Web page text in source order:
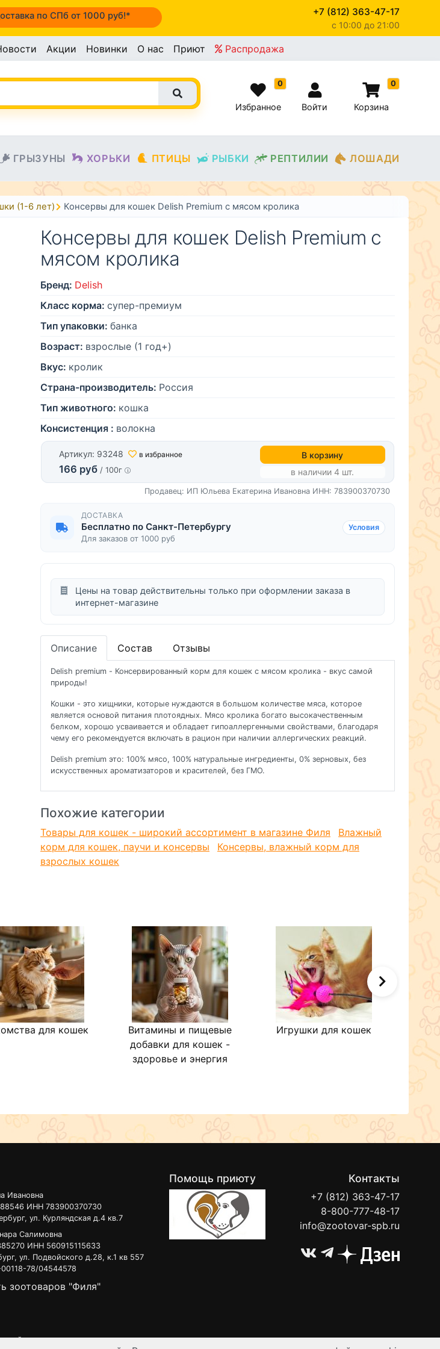
по СПб от 1000 руб!* +7 (812) 363-47-17
c 10:00 до 21:00
Акции Новинки О нас Приют Распродажа
0
Избранное Войти
0
Корзина
ГРЫЗУНЫ ХОРЬКИ ПТИЦЫ РЫБКИ РЕПТИЛИИ ЛОШАДИ
(1-6 лет) Консервы для кошек Delish Premium с мясом кролика
Консервы для кошек Delish Premium с
мясом кролика
Бренд: Delish
Класс корма: супер-премиум
Тип упаковки: банка
Возраст: взрослые (1 год+)
Вкус: кролик
Страна-производитель: Россия
Тип животного: кошка
Консистенция : волокна
Артикул: 93248 в избранное
166 руб / 100г
В корзину
в наличии 4 шт.
Продавец: ИП Юльева Екатерина Ивановна ИНН: 783900370730
ДОСТАВКА
Бесплатно по Санкт-Петербургу
Для заказов от 1000 руб
Условия
Цены на товар действительны только при оформлении заказа в
интернет-магазине
Описание Состав Отзывы
Delish premium - Консервированный корм для кошек с мясом кролика - вкус самой
природы!
Кошки - это хищники, которые нуждаются в большом количестве мяса, которое
является основой питания плотоядных. Мясо кролика богато высокачественным
белком, хорошо усваивается и обладает гипоаллергенными свойствами, благодаря
чему его рекомендуется включать в рацион при наличии аллергических реакций.
Delish premium это: 100% мясо, 100% натуральные ингредиенты, 0% зерновых, без
искусственных ароматизаторов и красителей, без ГМО.
Похожие категории
Товары для кошек - широкий ассортимент в магазине Филя
Влажный
корм для кошек, паучи и консервы
Консервы, влажный корм для
взрослых кошек
для кошек
Витамины и пищевые
добавки для кошек -
здоровье и энергия
Игрушки для кошек
Ивановна
ИНН 783900370730
ул. Курляндская д.4 кв.7
Салимовна
ИНН 560915115633
ул. Подвойского д.28, к.1 кв 557
78/04544578
зоотоваров "Филя"
Помощь приюту Контакты
+7 (812) 363-47-17
8-800-777-48-17
info@zootovar-spb.ru
карте.